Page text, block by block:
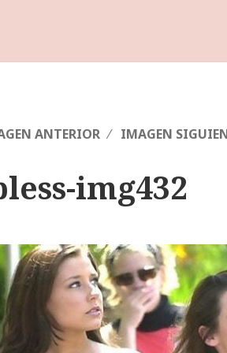
ANTERIOR IMAGEN
img432